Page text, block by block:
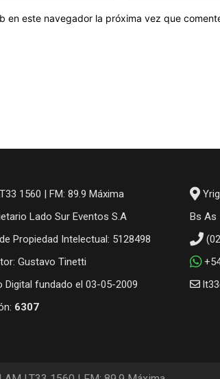
en este navegador la próxima vez que
1560 | FM: 89.9 Máxima
Lado Sur Eventos S.A
Propiedad Intelectual: 5128498
Gustavo Tinetti
Digital fundado el 03-05-2009
6307
Bs As